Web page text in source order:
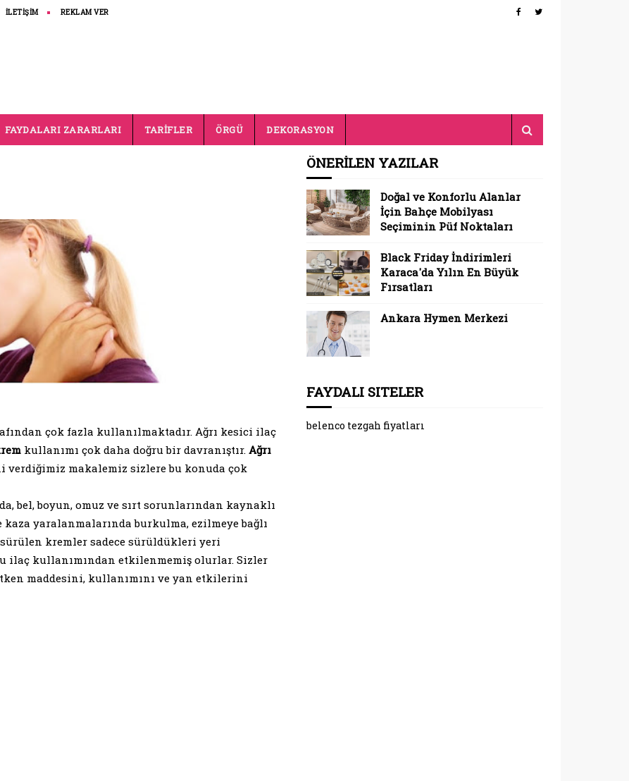
İLETİŞİM REKLAM VER
FAYDALARI ZARARLARI TARİFLER ÖRGÜ DEKORASYON
çok fazla kullanılmaktadır. Ağrı kesici ilaç
kullanımı çok daha doğru bir davranıştır. Ağrı
makalemiz sizlere bu konuda çok
bel, boyun, omuz ve sırt sorunlarından kaynaklı
yaralanmalarında burkulma, ezilmeye bağlı
kremler sadece sürüldükleri yeri
kullanımından etkilenmemiş olurlar. Sizler
maddesini, kullanımını ve yan etkilerini
ÖNERİLEN YAZILAR
Doğal ve Konforlu Alanlar
İçin Bahçe Mobilyası
Seçiminin Püf Noktaları
Black Friday İndirimleri
Karaca'da Yılın En Büyük
Fırsatları
Ankara Hymen Merkezi
FAYDALI SITELER
belenco tezgah fiyatları